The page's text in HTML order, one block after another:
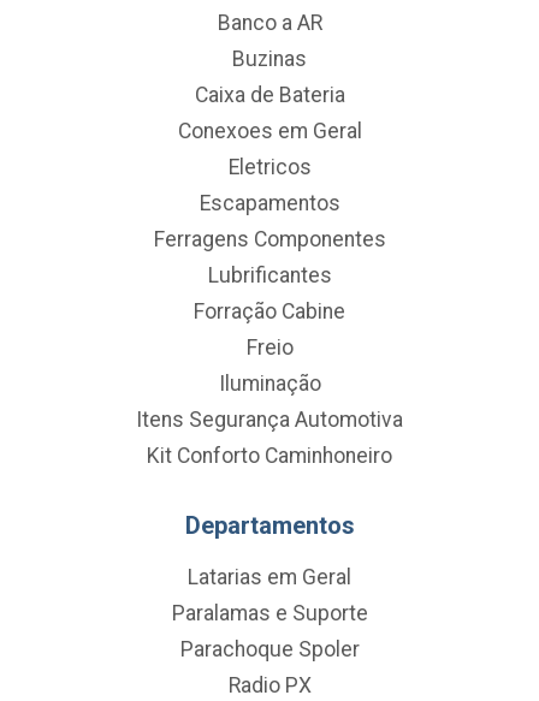
Banco a AR
Buzinas
Caixa de Bateria
Conexoes em Geral
Eletricos
Escapamentos
Ferragens Componentes
Lubrificantes
Forração Cabine
Freio
Iluminação
Itens Segurança Automotiva
Kit Conforto Caminhoneiro
Departamentos
Latarias em Geral
Paralamas e Suporte
Parachoque Spoler
Radio PX